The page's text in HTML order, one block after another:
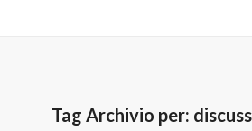
Tag Archivio per: